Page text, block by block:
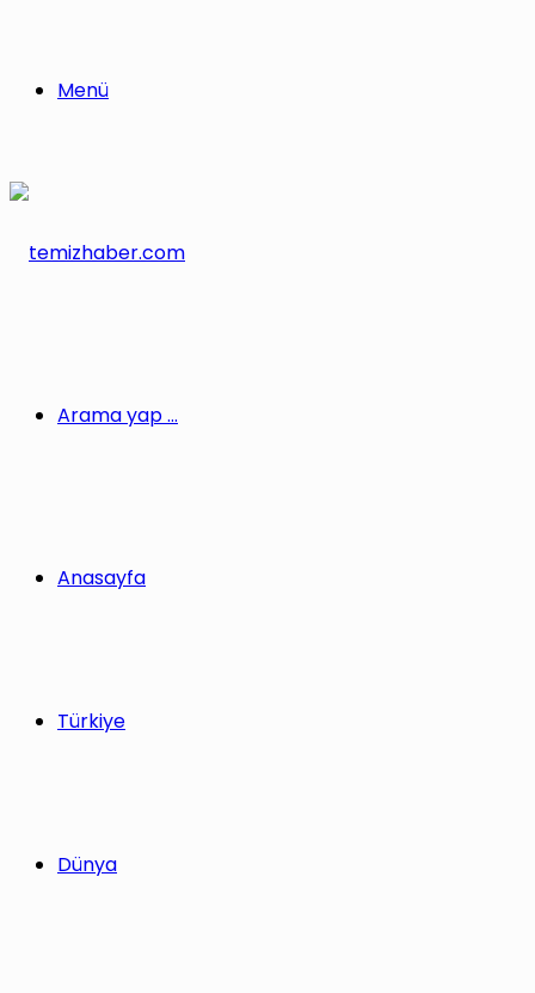
Menü
Arama yap ...
Anasayfa
Türkiye
Dünya